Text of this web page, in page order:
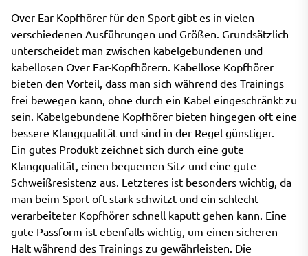
Over Ear-Kopfhörer für den Sport gibt es in vielen
verschiedenen Ausführungen und Größen. Grundsätzlich
unterscheidet man zwischen kabelgebundenen und
kabellosen Over Ear-Kopfhörern. Kabellose Kopfhörer
bieten den Vorteil, dass man sich während des Trainings
frei bewegen kann, ohne durch ein Kabel eingeschränkt zu
sein. Kabelgebundene Kopfhörer bieten hingegen oft eine
bessere Klangqualität und sind in der Regel günstiger.
Ein gutes Produkt zeichnet sich durch eine gute
Klangqualität, einen bequemen Sitz und eine gute
Schweißresistenz aus. Letzteres ist besonders wichtig, da
man beim Sport oft stark schwitzt und ein schlecht
verarbeiteter Kopfhörer schnell kaputt gehen kann. Eine
gute Passform ist ebenfalls wichtig, um einen sicheren
Halt während des Trainings zu gewährleisten. Die